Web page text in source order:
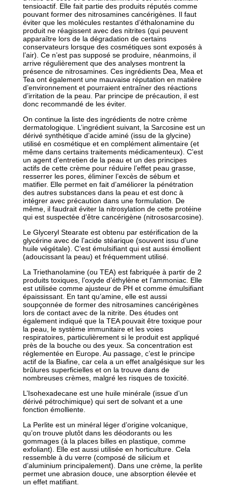
tensioactif. Elle fait partie des produits réputés comme
pouvant former des nitrosamines cancérigènes. Il faut
éviter que les molécules restantes d’éthalonamine du
produit ne réagissent avec des nitrites (qui peuvent
apparaître lors de la dégradation de certains
conservateurs lorsque des cosmétiques sont exposés à
l’air). Ce n’est pas supposé se produire, néanmoins, il
arrive régulièrement que des analyses montrent la
présence de nitrosamines. Ces ingrédients Dea, Mea et
Tea ont également une mauvaise réputation en matière
d’environnement et pourraient entraîner des réactions
d’irritation de la peau. Par principe de précaution, il est
donc recommandé de les éviter.
On continue la liste des ingrédients de notre crème
dermatologique. L’ingrédient suivant, la Sarcosine est un
dérivé synthétique d’acide aminé (issu de la glycine)
utilisé en cosmétique et en complément alimentaire (et
même dans certains traitements médicamenteux). C’est
un agent d’entretien de la peau et un des principes
actifs de cette crème pour réduire l’effet peau grasse,
resserrer les pores, éliminer l’excès de sébum et
matifier. Elle permet en fait d’améliorer la pénétration
des autres substances dans la peau et est donc à
intégrer avec précaution dans une formulation. De
même, il faudrait éviter la nitrosylation de cette protéine
qui est suspectée d’être cancérigène (nitrososarcosine).
Le Glyceryl Stearate est obtenu par estérification de la
glycérine avec de l’acide stéarique (souvent issu d’une
huile végétale). C’est émulsifiant qui est aussi émollient
(adoucissant la peau) et fréquemment utilisé.
La Triethanolamine (ou TEA) est fabriquée à partir de 2
produits toxiques, l’oxyde d’éthylène et l’ammoniac. Elle
est utilisée comme ajusteur de PH et comme émulsifiant
épaississant. En tant qu’amine, elle est aussi
soupçonnée de former des nitrosamines cancérigènes
lors de contact avec de la nitrite. Des études ont
également indiqué que la TEA pouvait être toxique pour
la peau, le système immunitaire et les voies
respiratoires, particulièrement si le produit est appliqué
près de la bouche ou des yeux. Sa concentration est
réglementée en Europe. Au passage, c’est le principe
actif de la Biafine, car cela a un effet analgésique sur les
brûlures superficielles et on la trouve dans de
nombreuses crèmes, malgré les risques de toxicité.
L’Isohexadecane est une huile minérale (issue d’un
dérivé pétrochimique) qui sert de solvant et a une
fonction émolliente.
La Perlite est un minéral léger d’origine volcanique,
qu’on trouve plutôt dans les déodorants ou les
gommages (à la places billes en plastique, comme
exfoliant). Elle est aussi utilisée en horticulture. Cela
ressemble à du verre (composé de silicium et
d’aluminium principalement). Dans une crème, la perlite
permet une abrasion douce, une absorption élevée et
un effet matifiant.